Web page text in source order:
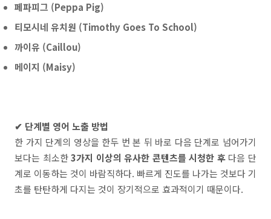
페파피그 (Peppa Pig)
티모시네 유치원 (Timothy Goes To School)
까이유 (Caillou)
메이지 (Maisy)
✔ 단계별 영어 노출 방법
한 가지 단계의 영상을 한두 번 본 뒤 바로 다음 단계로 넘어가기
보다는 최소한3가지 이상의 유사한 콘텐츠를 시청한 후다음 단
계로 이동하는 것이 바람직하다. 빠르게 진도를 나가는 것보다 기
초를 탄탄하게 다지는 것이 장기적으로 효과적이기 때문이다.